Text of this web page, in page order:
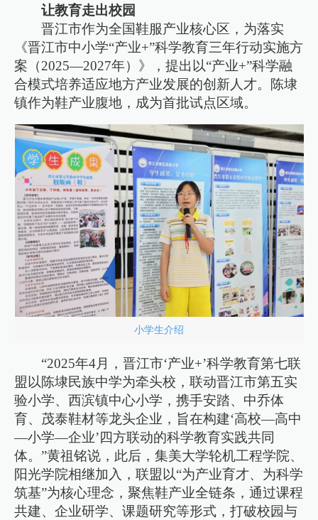
让教育走出校园
晋江市作为全国鞋服产业核心区，为落实
《晋江市中小学“产业+”科学教育三年行动实施方
案（2025—2027年）》，提出以“产业+”科学融
合模式培养适应地方产业发展的创新人才。陈埭
镇作为鞋产业腹地，成为首批试点区域。
小学生介绍
“2025年4月，晋江市‘产业+’科学教育第七联
盟以陈埭民族中学为牵头校，联动晋江市第五实
验小学、西滨镇中心小学，携手安踏、中乔体
育、茂泰鞋材等龙头企业，旨在构建‘高校—高中
—小学—企业’四方联动的科学教育实践共同
体。”黄祖铭说，此后，集美大学轮机工程学院、
阳光学院相继加入，联盟以“为产业育才、为科学
筑基”为核心理念，聚焦鞋产业全链条，通过课程
共建、企业研学、课题研究等形式，打破校园与